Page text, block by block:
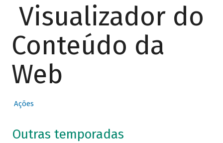
Visualizador do
Conteúdo da
Web
Ações
Outras temporadas